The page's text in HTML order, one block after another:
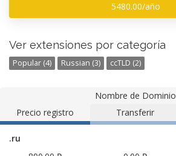
5480.00/año
Ver extensiones por categoría
Popular (4) Russian (3) ccTLD (2)
Nombre de Dominio
Precio registro
Transferir
.ru